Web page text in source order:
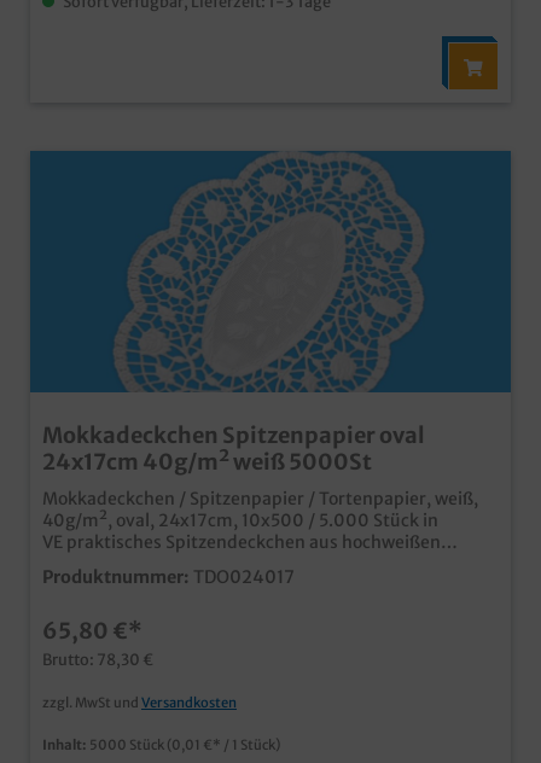
Mokkadeckchen Spitzenpapier oval
24x17cm 40g/m² weiß 5000St
Mokkadeckchen / Spitzenpapier / Tortenpapier, weiß,
40g/m², oval, 24x17cm, 10x500 / 5.000 Stück in
VE praktisches Spitzendeckchen aus hochweißen
Papier ideal für Serviertabletts in Café, Konditorei oder
Bäckerei
Produktnummer: TDO024017
65,80 €*
Brutto: 78,30 €
zzgl. MwSt und Versandkosten
Inhalt: 5000 Stück (0,01 €* / 1 Stück)